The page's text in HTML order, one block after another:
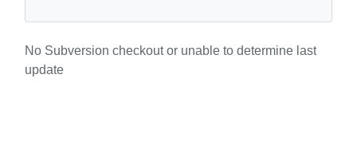
No Subversion checkout or unable to determine last
update